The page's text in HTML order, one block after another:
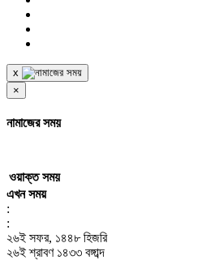
x
×
নামাজের সময়
ওয়াক্ত সময়
এখন সময়
:
:
২৬ই সফর, ১৪৪৮ হিজরি
২৬ই শ্রাবণ ১৪৩৩ বঙ্গাব্দ